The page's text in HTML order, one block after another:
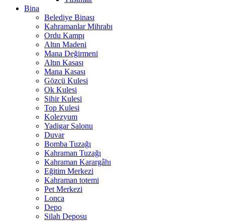
Bina
Belediye Binası
Kahramanlar Mihrabı
Ordu Kampı
Altın Madeni
Mana Değirmeni
Altın Kasası
Mana Kasası
Gözcü Kulesi
Ok Kulesi
Sihir Kulesi
Top Kulesi
Kolezyum
Yadigar Salonu
Duvar
Bomba Tuzağı
Kahraman Tuzağı
Kahraman Karargâhı
Eğitim Merkezi
Kahraman totemi
Pet Merkezi
Lonca
Depo
Silah Deposu